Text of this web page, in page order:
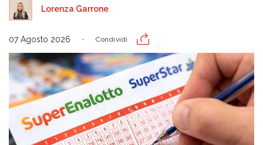
Lorenza Garrone
07 Agosto 2026 Condividi